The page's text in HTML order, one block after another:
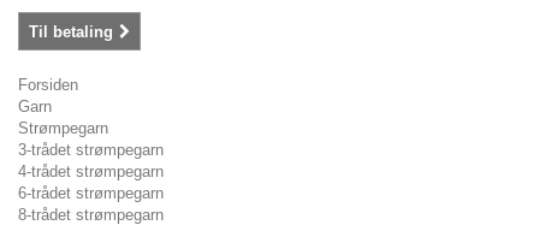
Til betaling
Forsiden
Garn
Strømpegarn
3-trådet strømpegarn
4-trådet strømpegarn
6-trådet strømpegarn
8-trådet strømpegarn